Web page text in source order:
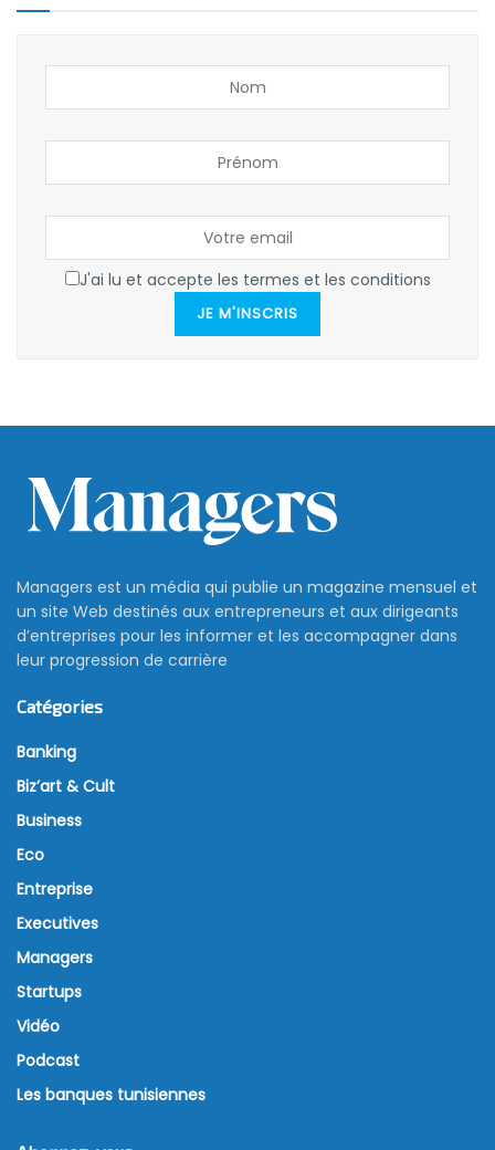
J'ai lu et accepte les termes et les conditions
JE M'INSCRIS
Managers est un média qui publie un magazine mensuel et
un site Web destinés aux entrepreneurs et aux dirigeants
d’entreprises pour les informer et les accompagner dans
leur progression de carrière
Catégories
Banking
Biz’art & Cult
Business
Eco
Entreprise
Executives
Managers
Startups
Vidéo
Podcast
Les banques tunisiennes